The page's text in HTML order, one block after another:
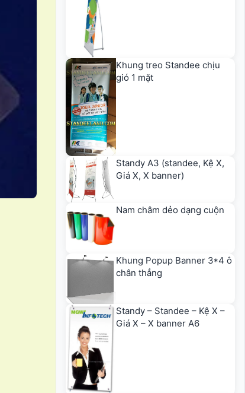
Khung treo Standee chịu
gió 1 mặt
Standy A3 (standee, Kệ X,
Giá X, X banner)
Nam châm dẻo dạng cuộn
Khung Popup Banner 3*4 ô
chân thẳng
Standy – Standee – Kệ X –
Giá X – X banner A6